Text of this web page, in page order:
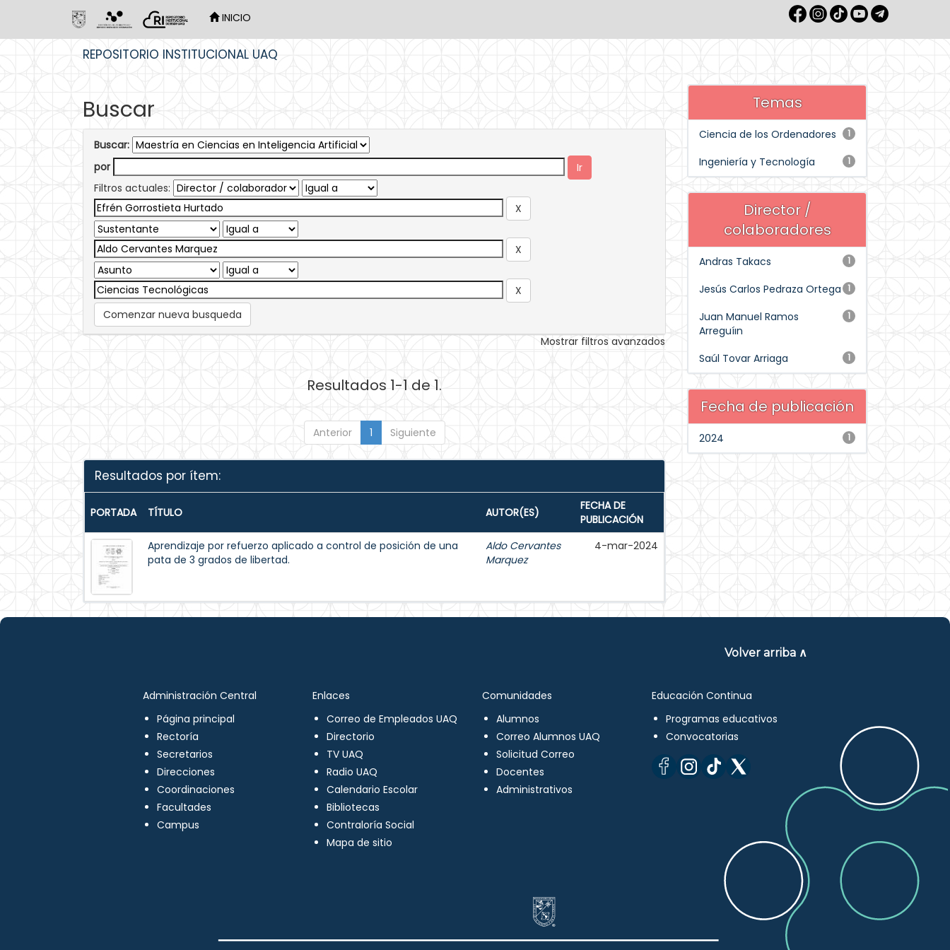
INICIO
REPOSITORIO INSTITUCIONAL UAQ
Buscar
Buscar:
por
Filtros actuales:
Comenzar nueva busqueda
Mostrar filtros avanzados
Resultados 1-1 de 1.
Anterior 1 Siguiente
Resultados por ítem:
PORTADA TÍTULO AUTOR(ES)
FECHA DE
PUBLICACIÓN
Aprendizaje por refuerzo aplicado a control de posición de una
pata de 3 grados de libertad.
Aldo Cervantes
Marquez
4-mar-2024
Temas
1
Ciencia de los Ordenadores
1
Ingeniería y Tecnología
Director /
colaboradores
1
Andras Takacs
1
Jesús Carlos Pedraza Ortega
1
Juan Manuel Ramos
Arreguíın
1
Saúl Tovar Arriaga
Fecha de publicación
1
2024
Volver arriba ∧
Administración Central
Página principal
Rectoría
Secretarios
Direcciones
Coordinaciones
Facultades
Campus
Enlaces
Correo de Empleados UAQ
Directorio
TV UAQ
Radio UAQ
Calendario Escolar
Bibliotecas
Contraloría Social
Mapa de sitio
Comunidades
Alumnos
Correo Alumnos UAQ
Solicitud Correo
Docentes
Administrativos
Educación Continua
Programas educativos
Convocatorias